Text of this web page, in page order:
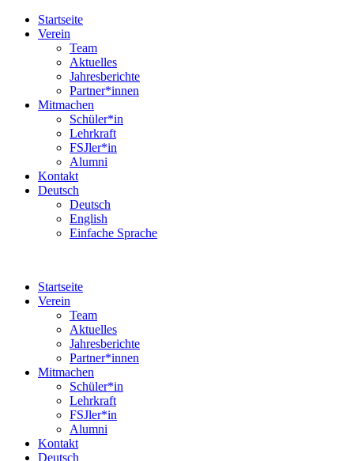
Startseite
Verein
Team
Aktuelles
Jahresberichte
Partner*innen
Mitmachen
Schüler*in
Lehrkraft
FSJler*in
Alumni
Kontakt
Deutsch
Deutsch
English
Einfache Sprache
Startseite
Verein
Team
Aktuelles
Jahresberichte
Partner*innen
Mitmachen
Schüler*in
Lehrkraft
FSJler*in
Alumni
Kontakt
Deutsch